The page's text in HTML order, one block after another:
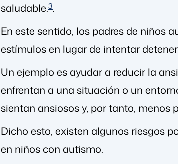
saludable.3.
En este sentido, los padres de niños
estímulos en lugar de intentar
Un ejemplo es ayudar a reducir la
enfrentan a una situación o un
sientan ansiosos y, por tanto, menos
Dicho esto, existen algunos riesgos
en niños con autismo.